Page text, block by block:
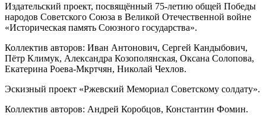
Издательский проект, посвящённый 75-летию общей Победы
народов Советского Союза в Великой Отечественной войне
«Историческая память Союзного государства».
Коллектив авторов: Иван Антонович, Сергей Кандыбович,
Пётр Климук, Александра Козополянская, Оксана Солопова,
Екатерина Роева-Мкртчян, Николай Чехлов.
Эскизный проект «Ржевский Мемориал Советскому солдату».
Коллектив авторов: Андрей Коробцов, Константин Фомин.